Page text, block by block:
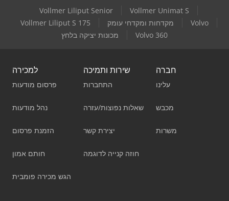
Vollmer Liliput Senior
Vollmer Unimat S
Vollmer Liliput S 175
מקדחות ומקדחי עומק
Volvo
מכונות יציקה בלחץ
Volvo 360
למכירה
פרסום מודעות
נהל מודעות
הזמנת פרסום
חותם אמון
הגש מכירה פומבית
שירות ותמיכה
התחברות
שאלות נפוצות/עזרה
יצירת קשר
חוזה קנייה לדוגמה
חברה
עלינו
מכבש
משרות